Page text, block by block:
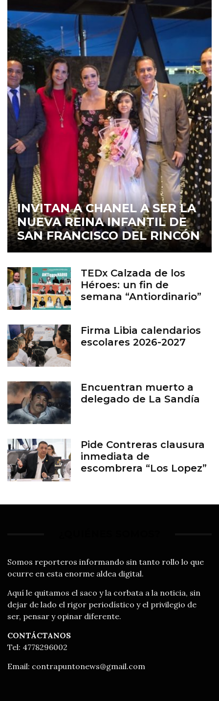
INVITAN A CHANEL A SER LA
NUEVA REINA INFANTIL DE
SAN FRANCISCO DEL RINCÓN
TEDx Calzada de los
Héroes: un fin de
semana “Antiordinario”
Firma Libia calendarios
escolares 2026-2027
Encuentran muerto a
delegado de La Sandía
Pide Contreras clausura
inmediata de
escombrera “Los Lopez”
Somos reporteros informando sin tanto rollo lo que
ocurre en esta enorme aldea digital.
Aquí le quitamos el saco y la corbata a la noticia, sin
dejar de lado el rigor periodístico y el privilegio de
ser, pensar y opinar diferente.
CONTÁCTANOS
Tel: 4778296002
Email: contrapuntonews@gmail.com